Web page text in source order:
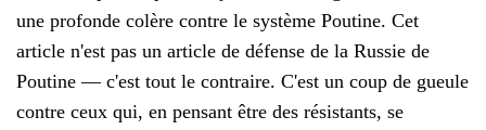
une profonde colère contre le système Poutine. Cet
article n'est pas un article de défense de la Russie de
Poutine — c'est tout le contraire. C'est un coup de gueule
contre ceux qui, en pensant être des résistants, se